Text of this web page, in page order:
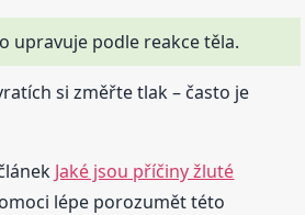
upravuje podle reakce těla.
si změřte tlak – často je
Jaké jsou příčiny žluté
lépe porozumět této